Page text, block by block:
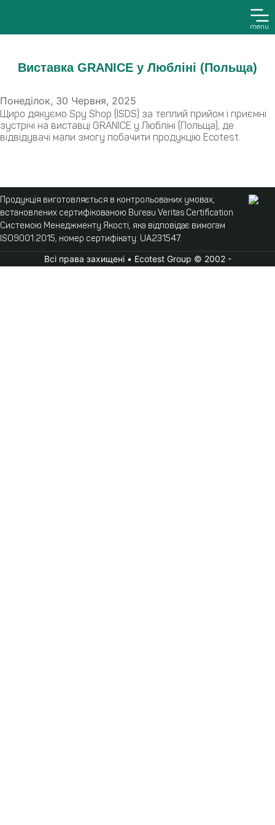
menu
Виставка GRANICE у Любліні (Польща)
Понеділок, 30 Червня, 2025
Щиро дякуємо Spy Shop (ISDS) за теплий прийом і приємні
зустрічі на виставці GRANICE у Любліні (Польща), де
відвідувачі мали змогу побачити продукцію Ecotest.
Продукція виготовляється в контрольованих умовах,
встановлених сертифікованою Bureau Veritas Certification
Системою Менеджменту Якості, яка відповідає вимогам
ISO9001:2015, номер сертифікату: UA231547.
Всі права захищені • Ecotest Group © 2002 -